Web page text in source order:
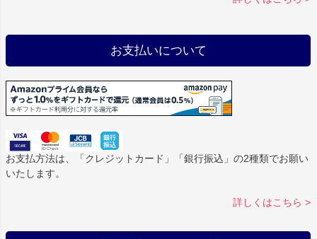
お支払いについて
お支払方法は、「クレジットカード」「銀行振込」の2種類でお願い
いたします。
詳しくはこちら >